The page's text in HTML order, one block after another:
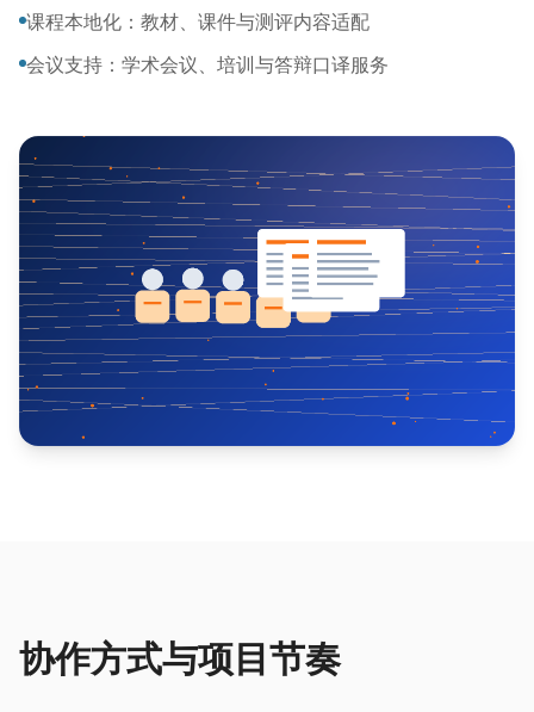
课程本地化：教材、课件与测评内容适配
会议支持：学术会议、培训与答辩口译服务
协作方式与项目节奏